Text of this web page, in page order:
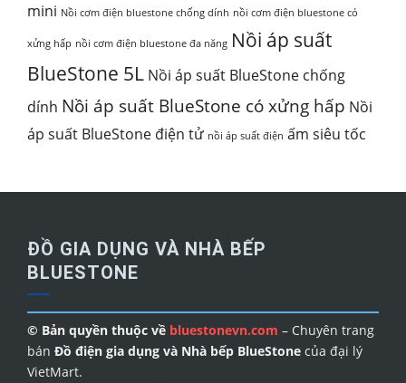
mini Nồi cơm điện bluestone chống dính nồi cơm điện bluestone có
xửng hấp nồi cơm điện bluestone đa năng Nồi áp suất
BlueStone 5L Nồi áp suất BlueStone chống
dính Nồi áp suất BlueStone có xửng hấp Nồi
áp suất BlueStone điện tử nồi áp suất điện ấm siêu tốc
ĐỒ GIA DỤNG VÀ NHÀ BẾP
BLUESTONE
© Bản quyền thuộc về bluestonevn.com – Chuyên trang
bán Đồ điện gia dụng và Nhà bếp BlueStone của đại lý
VietMart.